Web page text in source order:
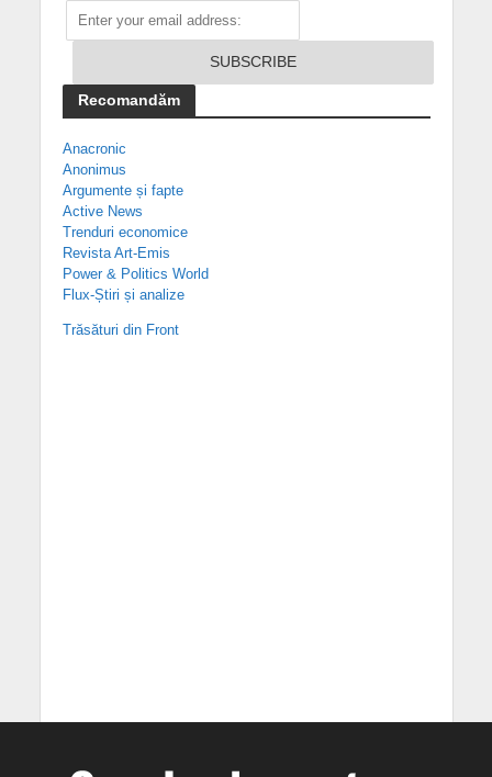
Recomandăm
Anacronic
Anonimus
Argumente și fapte
Active News
Trenduri economice
Revista Art-Emis
Power & Politics World
Flux-Știri și analize
Trăsături din Front